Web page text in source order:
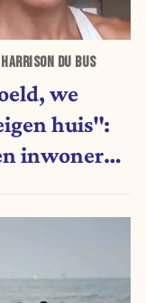
DU BUS
we
huis":
inwoner